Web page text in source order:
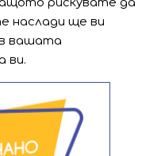
рискувате да
наслади ще ви
вашата
ви.